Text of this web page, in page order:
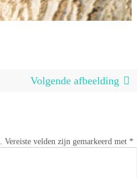
Volgende afbeelding
Vereiste velden zijn gemarkeerd met *